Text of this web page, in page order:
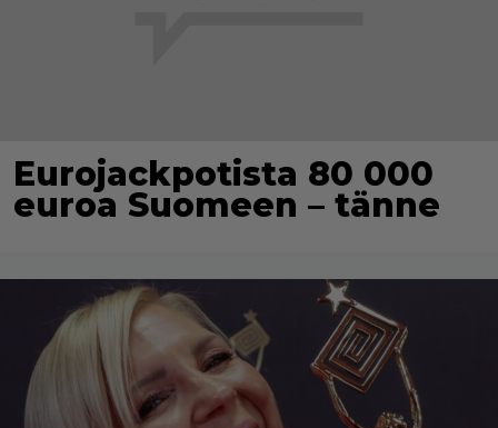
Eurojackpotista 80 000
euroa Suomeen – tänne